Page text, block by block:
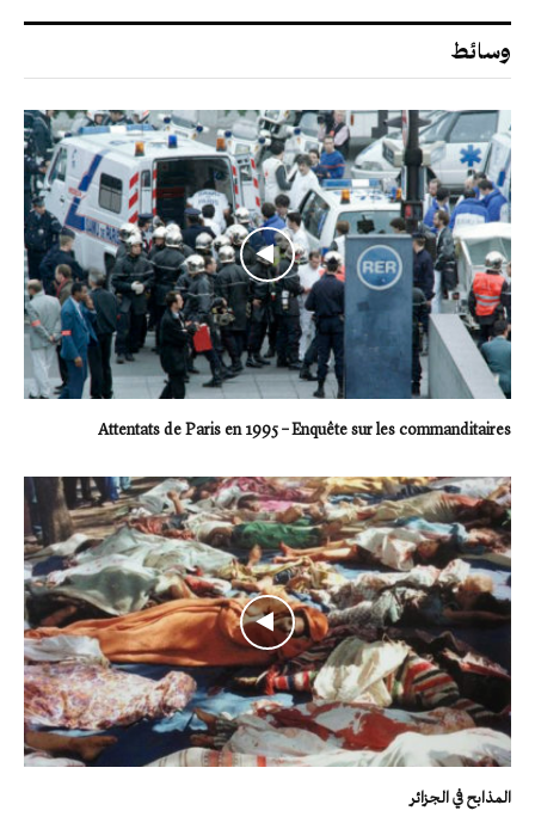
وسائط
Attentats de Paris en 1995 – Enquête sur les commanditaires
المذابح في الجزائر